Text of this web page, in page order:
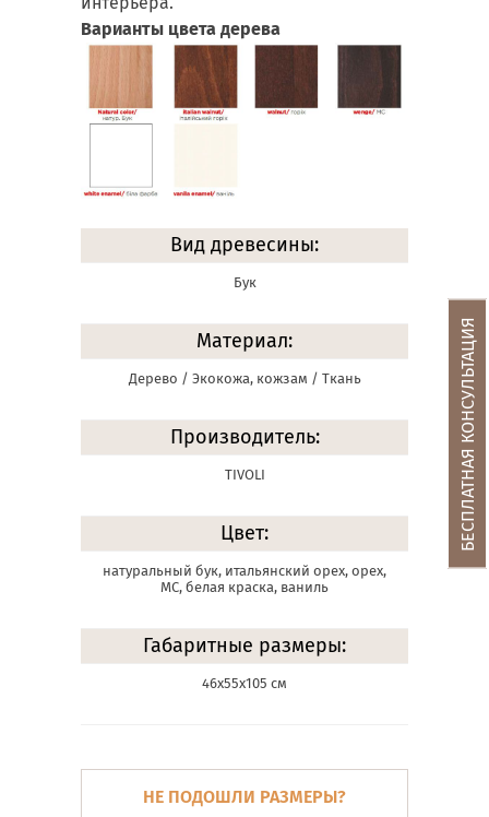
Варианты цвета дерева
Вид древесины:
Бук
Материал:
Дерево / Экокожа, кожзам / Ткань
Производитель:
TIVOLI
Цвет:
натуральный бук, итальянский орех, орех,
МС, белая краска, ваниль
Габаритные размеры:
46х55х105 см
НЕ ПОДОШЛИ РАЗМЕРЫ?
БЕСПЛАТНАЯ КОНСУЛЬТАЦИЯ